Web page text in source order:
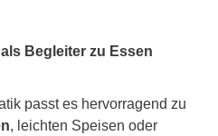
Begleiter zu Essen
passt es hervorragend zu
, leichten Speisen oder